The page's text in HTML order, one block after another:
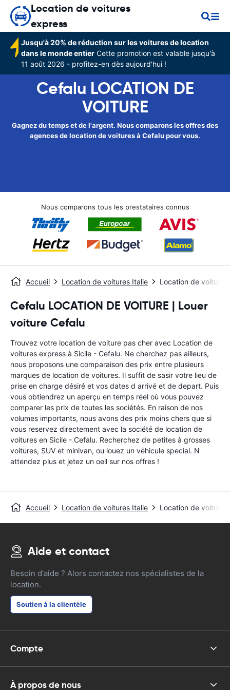
Location de voitures
express
Jusqu'à 20% de réduction sur les voitures de location
dans le monde entier Cette promotion est valable jusqu'à
11 août 2026 - profitez-en dès aujourd'hui !
Cefalu LOCATION DE
VOITURE
Gagnez du temps et de l'argent. Nous comparons les offres des
agences de location de voitures à Cefalu pour vous.
Nous comparons tous les prestataires connus
Accueil Location de voitures Italie Location de
Cefalu LOCATION DE VOITURE | Louer
voiture Cefalu
Trouvez votre location de voiture pas cher avec Location de
voitures express à Sicile - Cefalu. Ne cherchez pas ailleurs,
nous proposons une comparaison des prix entre plusieurs
marques de location de voitures. Il suffit de sasir votre lieu de
prise en charge désiré et vos dates d arrivé et de depart. Puis
vous obtiendrez un aperçu en temps réel où vous pouvez
comparer les prix de toutes les sociétés. En raison de nos
volumes importants, nous avons des prix moins chers que si
vous reservez directement avec la société de location de
voitures en Sicile - Cefalu. Recherchez de petites à grosses
voitures, SUV et minivan, ou louez un véhicule special. N
attendez plus et jetez un oeil sur nos offres !
Accueil Location de voitures Italie Location de
Aide et contact
Besoin d'aide ? Alors contactez nos spécialistes de la
location.
Soutien à la clientèle
Compte
À propos de nous